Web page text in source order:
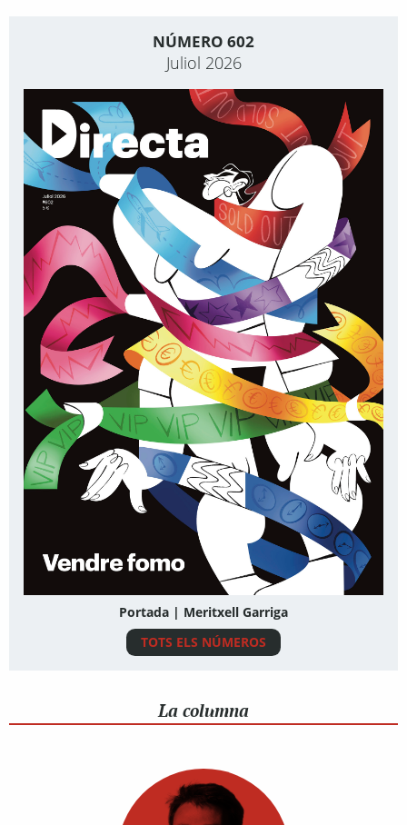
NÚMERO 602
Juliol 2026
Portada | Meritxell Garriga
TOTS ELS NÚMEROS
La columna